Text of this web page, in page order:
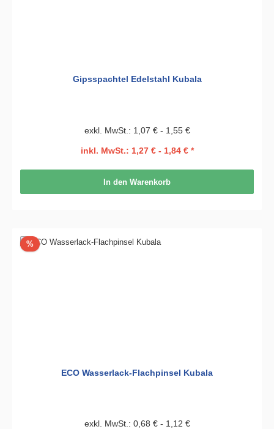
Gipsspachtel Edelstahl Kubala
exkl. MwSt.: 1,07 € - 1,55 €
inkl. MwSt.: 1,27 € - 1,84 € *
In den Warenkorb
%Rabatt
ECO Wasserlack-Flachpinsel Kubala
exkl. MwSt.: 0,68 € - 1,12 €